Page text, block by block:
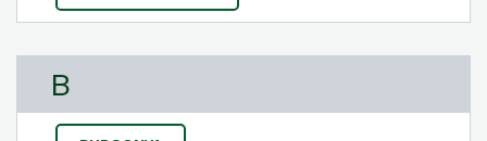
B